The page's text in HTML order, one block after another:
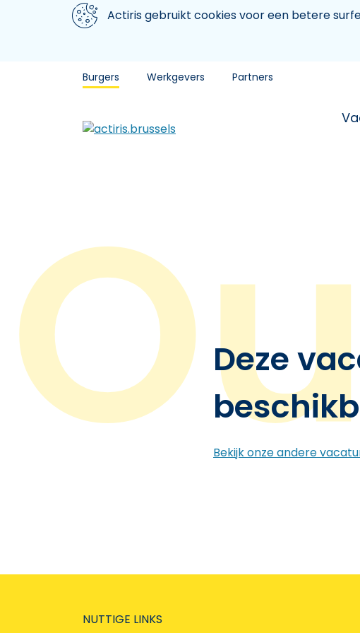
Aller au contenu principal
We gebruiken cookiesActiris gebruikt cookies voor een betere
Burgers Werkgevers Partners
Deze
Bekijk onze andere
NUTTIGE LINKS